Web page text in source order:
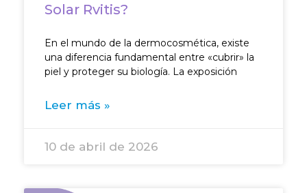
Solar Rvitis?
En el mundo de la dermocosmética, existe
una diferencia fundamental entre «cubrir» la
piel y proteger su biología. La exposición
Leer más »
10 de abril de 2026